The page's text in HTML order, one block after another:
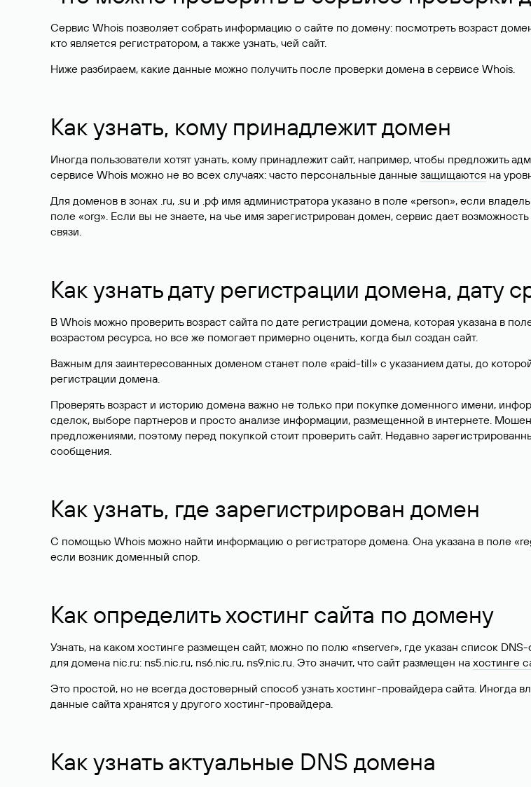
Сервис Whois позволяет собрать информацию о сайте по домену: посмотреть возраст
кто является регистратором, а также узнать, чей сайт.
Ниже разбираем, какие данные можно получить после проверки домена в сервисе Whois.
Как узнать, кому принадлежит домен
Иногда пользователи хотят узнать, кому принадлежит сайт, например, чтобы предложить
сервисе Whois можно не во всех случаях: часто персональные данные защищаются на
Для доменов в зонах .ru, .su и .рф имя администратора указано в поле «person», если
поле «org». Если вы не знаете, на чье имя зарегистрирован домен, сервис дает
связи.
Как узнать дату регистрации домена, дату
В Whois можно проверить возраст сайта по дате регистрации домена, которая указана в
возрастом ресурса, но все же помогает примерно оценить, когда был создан сайт.
Важным для заинтересованных доменом станет поле «paid-till» с указанием даты, до
регистрации домена.
Проверять возраст и историю домена важно не только при покупке доменного имени,
сделок, выборе партнеров и просто анализе информации, размещенной в интернете.
предложениями, поэтому перед покупкой стоит проверить сайт. Недавно
сообщения.
Как узнать, где зарегистрирован домен
С помощью Whois можно найти информацию о регистраторе домена. Она указана в поле
если возник доменный спор.
Как определить хостинг сайта по домену
Узнать, на каком хостинге размещен сайт, можно по полю «nserver», где указан список
для домена nic.ru: ns5.nic.ru, ns6.nic.ru, ns9.nic.ru. Это значит, что сайт размещен на хостинге
Это простой, но не всегда достоверный способ узнать хостинг-провайдера сайта.
данные сайта хранятся у другого хостинг-провайдера.
Как узнать актуальные DNS домена